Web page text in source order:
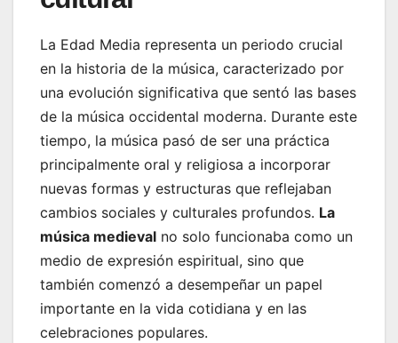
La Edad Media representa un periodo crucial
en la historia de la música, caracterizado por
una evolución significativa que sentó las bases
de la música occidental moderna. Durante este
tiempo, la música pasó de ser una práctica
principalmente oral y religiosa a incorporar
nuevas formas y estructuras que reflejaban
cambios sociales y culturales profundos. La
música medieval no solo funcionaba como un
medio de expresión espiritual, sino que
también comenzó a desempeñar un papel
importante en la vida cotidiana y en las
celebraciones populares.